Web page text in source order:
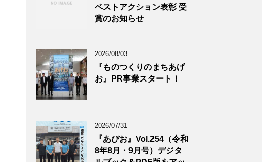
ベストアクション表彰 受
賞のお知らせ
2026/08/03
『ものつくりのまちあげ
お』PR事業スタート！
2026/07/31
『あぴお』Vol.254（令和
8年8月・9月号）デジタ